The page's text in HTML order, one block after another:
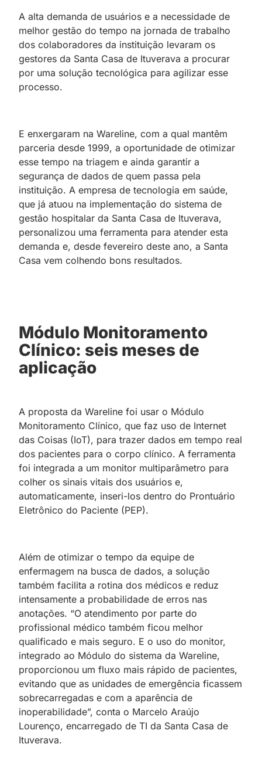
A alta demanda de usuários e a necessidade de
melhor gestão do tempo na jornada de trabalho
dos colaboradores da instituição levaram os
gestores da Santa Casa de Ituverava a procurar
por uma solução tecnológica para agilizar esse
processo.
E enxergaram na Wareline, com a qual mantêm
parceria desde 1999, a oportunidade de otimizar
esse tempo na triagem e ainda garantir a
segurança de dados de quem passa pela
instituição. A empresa de tecnologia em saúde,
que já atuou na implementação do sistema de
gestão hospitalar da Santa Casa de Ituverava,
personalizou uma ferramenta para atender esta
demanda e, desde fevereiro deste ano, a Santa
Casa vem colhendo bons resultados.
Módulo Monitoramento
Clínico: seis meses de
aplicação
A proposta da Wareline foi usar o Módulo
Monitoramento Clínico, que faz uso de Internet
das Coisas (IoT), para trazer dados em tempo real
dos pacientes para o corpo clínico. A ferramenta
foi integrada a um monitor multiparâmetro para
colher os sinais vitais dos usuários e,
automaticamente, inseri-los dentro do Prontuário
Eletrônico do Paciente (PEP).
Além de otimizar o tempo da equipe de
enfermagem na busca de dados, a solução
também facilita a rotina dos médicos e reduz
intensamente a probabilidade de erros nas
anotações. “O atendimento por parte do
profissional médico também ficou melhor
qualificado e mais seguro. E o uso do monitor,
integrado ao Módulo do sistema da Wareline,
proporcionou um fluxo mais rápido de pacientes,
evitando que as unidades de emergência ficassem
sobrecarregadas e com a aparência de
inoperabilidade”, conta o Marcelo Araújo
Lourenço, encarregado de TI da Santa Casa de
Ituverava.